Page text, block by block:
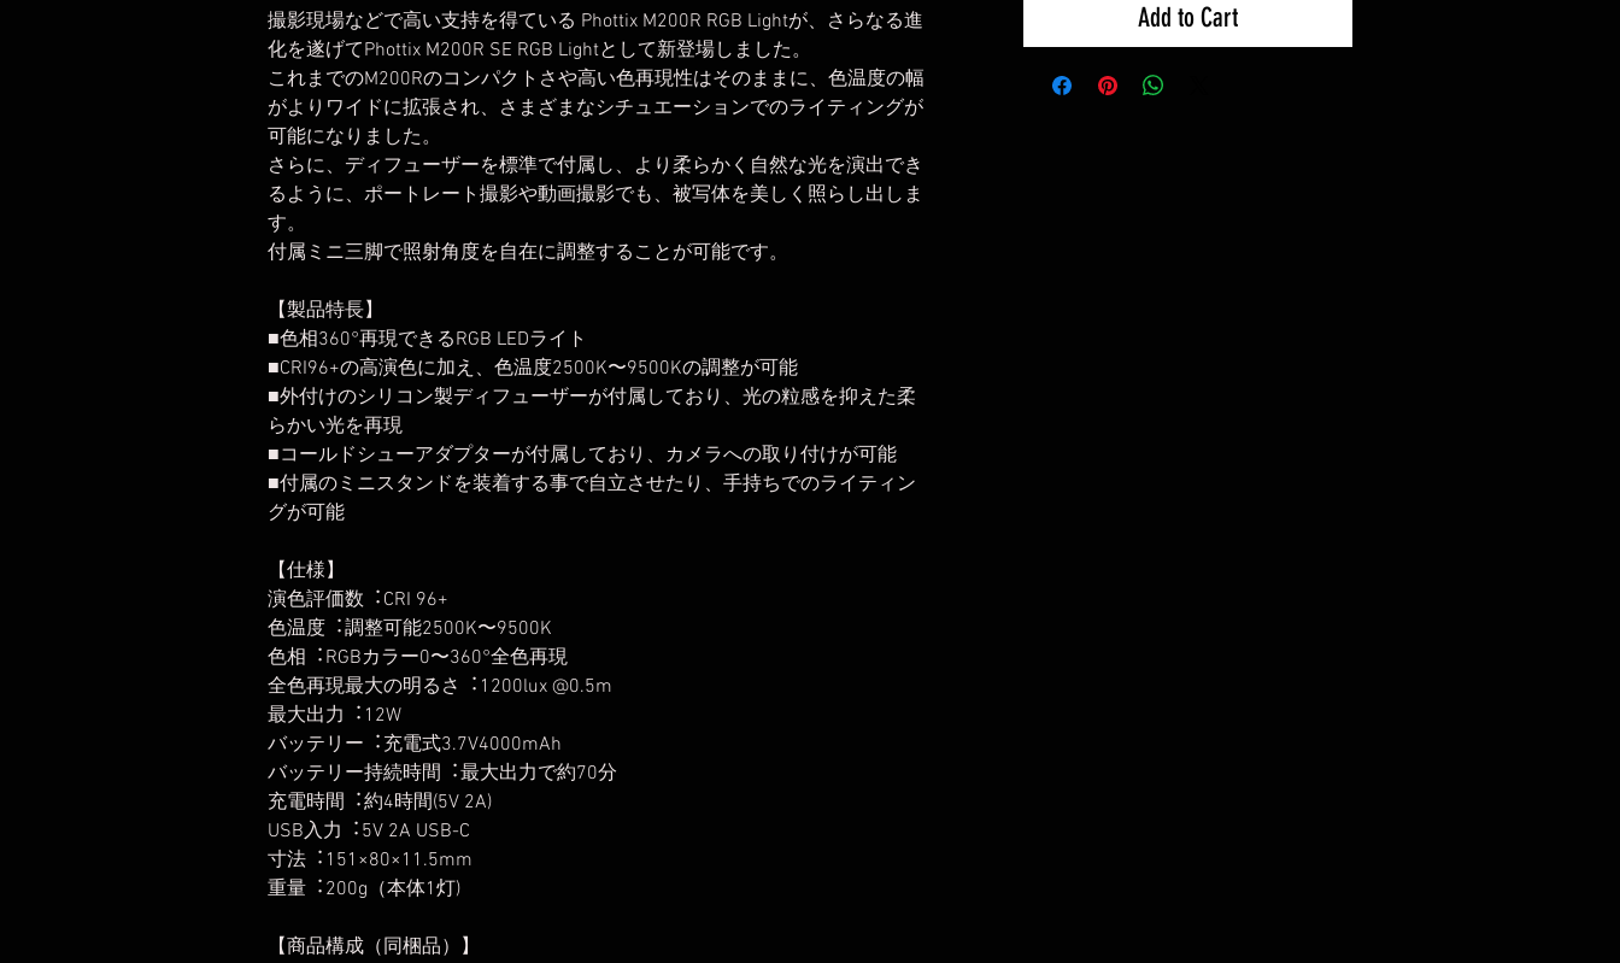
撮影現場などで高い支持を得ている Phottix M200R RGB Lightが、さらなる進
化を遂げてPhottix M200R SE RGB Lightとして新登場しました。
これまでのM200Rのコンパクトさや高い色再現性はそのままに、色温度の幅
がよりワイドに拡張され、さまざまなシチュエーションでのライティングが
可能になりました。
さらに、ディフューザーを標準で付属し、より柔らかく自然な光を演出でき
るように、ポートレート撮影や動画撮影でも、被写体を美しく照らし出しま
す。
付属ミニ三脚で照射角度を自在に調整することが可能です。
【製品特長】
■色相360°再現できるRGB LEDライト
■CRI96+の高演色に加え、色温度2500K〜9500Kの調整が可能
■外付けのシリコン製ディフューザーが付属しており、光の粒感を抑えた柔
らかい光を再現
■コールドシューアダプターが付属しており、カメラへの取り付けが可能
■付属のミニスタンドを装着する事で自立させたり、手持ちでのライティン
グが可能
【仕様】
演色評価数︓CRI 96+
色温度︓調整可能2500K〜9500K
色相︓RGBカラー0〜360°全色再現
全色再現最大の明るさ︓1200lux @0.5m
最大出力︓12W
バッテリー︓充電式3.7V4000mAh
バッテリー持続時間︓最大出力で約70分
充電時間︓約4時間(5V 2A)
USB入力︓5V 2A USB-C
寸法︓151×80×11.5mm
重量︓200g（本体1灯)
【商品構成（同梱品）】
Add to Cart